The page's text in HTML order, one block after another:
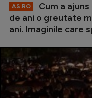
AS.RO
Cum a
de ani o greutate
ani. Imaginile care